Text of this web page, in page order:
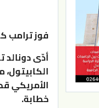
فوز ترامب
أدّى
الكابيتول،
الأمريكي
خطابة.